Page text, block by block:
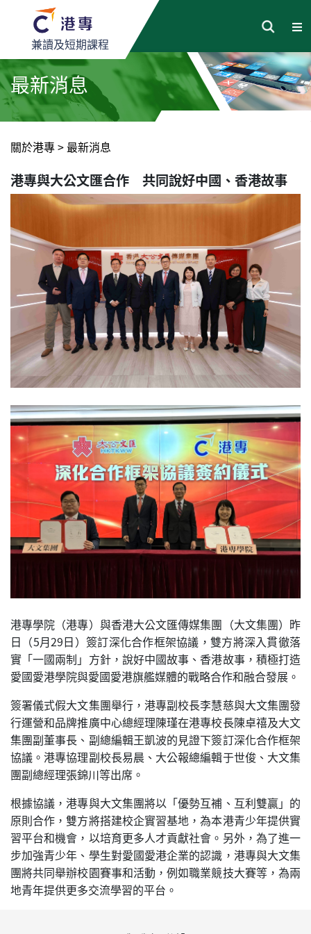
兼讀及短期課程
最新消息
關於港專> 最新消息
港專與大公文匯合作 共同說好中國、香港故事
港專學院（港專）與香港大公文匯傳媒集團（大文集團）昨
日（5月29日）簽訂深化合作框架協議，雙方將深入貫徹落
實「一國兩制」方針，說好中國故事、香港故事，積極打造
愛國愛港學院與愛國愛港旗艦媒體的戰略合作和融合發展。
簽署儀式假大文集團舉行，港專副校長李慧慈與大文集團發
行運營和品牌推廣中心總經理陳瑾在港專校長陳卓禧及大文
集團副董事長、副總編輯王凱波的見證下簽訂深化合作框架
協議。港專協理副校長易晨、大公報總編輯于世俊、大文集
團副總經理張錦川等出席。
根據協議，港專與大文集團將以「優勢互補、互利雙贏」的
原則合作，雙方將搭建校企實習基地，為本港青少年提供實
習平台和機會，以培育更多人才貢獻社會。另外，為了進一
步加強青少年、學生對愛國愛港企業的認識，港專與大文集
團將共同舉辦校園賽事和活動，例如職業競技大賽等，為兩
地青年提供更多交流學習的平台。